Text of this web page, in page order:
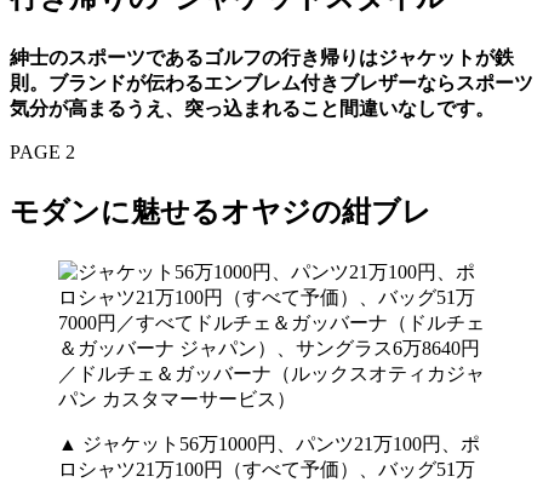
紳士のスポーツであるゴルフの行き帰りはジャケットが鉄
則。ブランドが伝わるエンブレム付きブレザーならスポーツ
気分が高まるうえ、突っ込まれること間違いなしです。
PAGE 2
モダンに魅せるオヤジの紺ブレ
▲ ジャケット56万1000円、パンツ21万100円、ポ
ロシャツ21万100円（すべて予価）、バッグ51万